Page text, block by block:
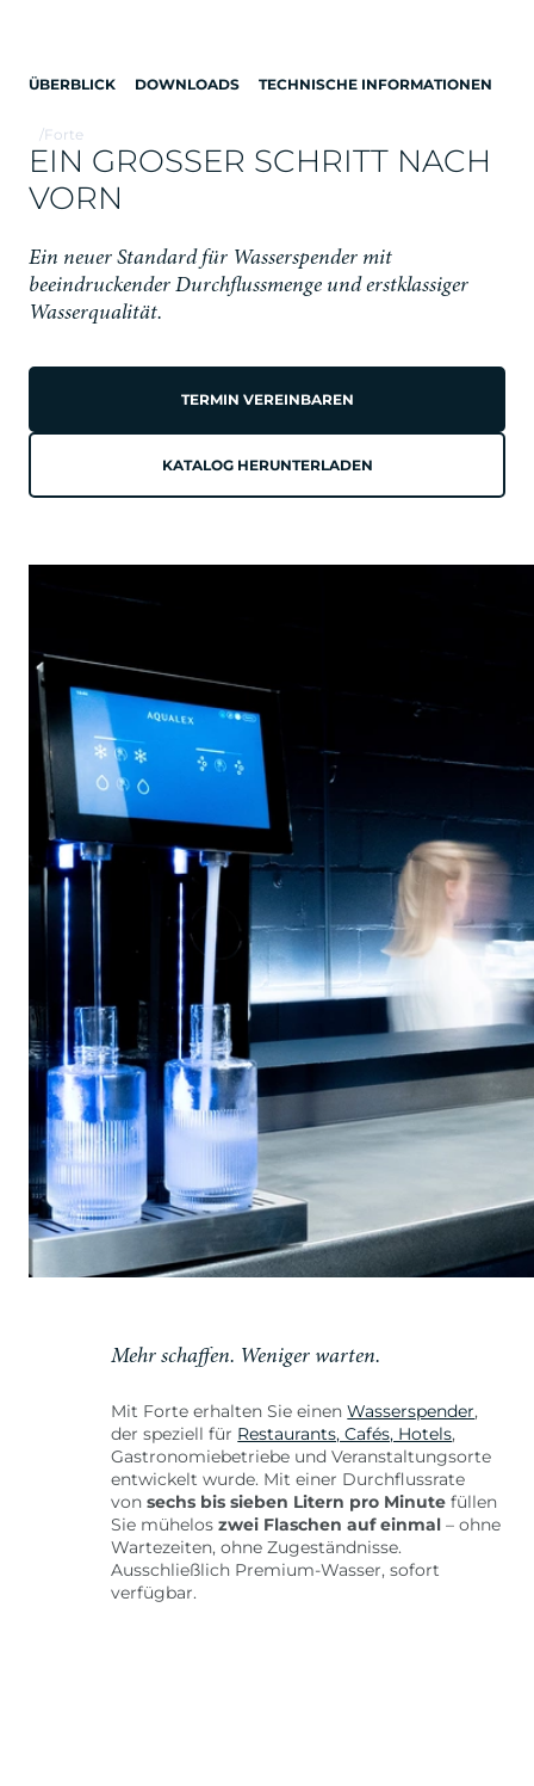
ÜBERBLICK DOWNLOADS TECHNISCHE INFORMATIONEN
/Forte
VOLLGEPACKT
MIT LEISTUNG
innovative Methode zur unbegrenzten Ausgabe von
gefiltertem, stillem und sprudelndem Wasser mit der besten
Sprudeltechnologie ein.
EIN GROSSER SCHRITT NACH V
ORN
Ein neuer Standard für Wasserspender mit
beeindruckender Durchflussmenge und erstklassiger
Wasserqualität.
TERMIN VEREINBAREN
KATALOG HERUNTERLADEN
Mehr schaffen. Weniger warten.
Mit Forte erhalten Sie einenWasserspender,
der speziell für Restaurants, Cafés, Hotels,
Gastronomiebetriebe und Veranstaltungsorte
entwickelt wurde. Mit einer Durchflussrate
vonsechs bis sieben Litern pro Minute füllen
Sie müheloszwei Flaschen auf einmal – ohne
Wartezeiten, ohne Zugeständnisse.
Ausschließlich Premium-Wasser, sofort
verfügbar.